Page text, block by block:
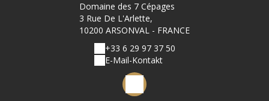
Domaine des 7 Cépages
3 Rue De L'Arlette,
10200 ARSONVAL - FRANCE
+33 6 29 97 37 50
E-Mail-Kontakt